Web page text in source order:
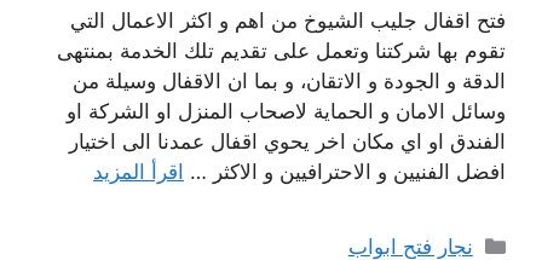
فتح اقفال جليب الشيوخ من اهم و اكثر الاعمال التي
تقوم بها شركتنا وتعمل على تقديم تلك الخدمة بمنتهى
الدقة و الجودة و الاتقان، و بما ان الاقفال وسيلة من
وسائل الامان و الحماية لاصحاب المنزل او الشركة او
الفندق او اي مكان اخر يحوي اقفال عمدنا الى اختيار
افضل الفنيين و الاحترافيين و الاكثر … اقرأ المزيد
التصنيفات
نجار فتح ابواب